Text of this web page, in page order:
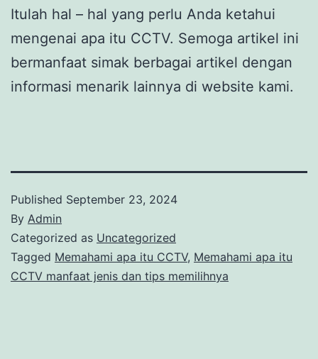
Itulah hal – hal yang perlu Anda ketahui
mengenai apa itu CCTV. Semoga artikel ini
bermanfaat simak berbagai artikel dengan
informasi menarik lainnya di website kami.
Published September 23, 2024
By Admin
Categorized as Uncategorized
Tagged Memahami apa itu CCTV, Memahami apa itu
CCTV manfaat jenis dan tips memilihnya